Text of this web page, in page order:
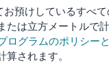
預けしているすべ
たは立方メートルで
ログラムのポリシー
されます。